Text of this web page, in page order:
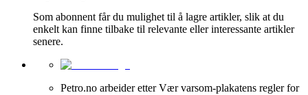
Som abonnent får du mulighet til å lagre artikler, slik at du
enkelt kan finne tilbake til relevante eller interessante artikler
senere.
Petro.no arbeider etter Vær varsom-plakatens regler for